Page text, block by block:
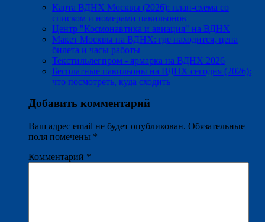
Карта ВДНХ Москвы (2026): план-схема со
списком и номерами павильонов
Центр "Космонавтика и авиация" на ВДНХ
Макет Москвы на ВДНХ: где находится, цена
билета и часы работы
Текстильлегпром - ярмарка на ВДНХ 2026
Бесплатные павильоны на ВДНХ сегодня (2026):
что посмотреть, куда сходить
Добавить комментарий
Ваш адрес email не будет опубликован. Обязательные
поля помечены *
Комментарий *